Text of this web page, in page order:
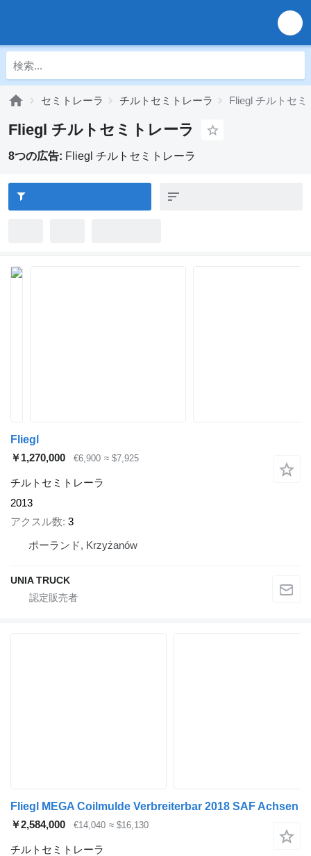
セミトレーラ チルトセミトレーラ Fliegl チルトセミ
Fliegl チルトセミトレーラ
8つの広告: Fliegl チルトセミトレーラ
Fliegl
￥1,270,000
€6,900 ≈ $7,925
チルトセミトレーラ
2013
アクスル数 3
ポーランド, Krzyżanów
UNIA TRUCK
Fliegl MEGA Coilmulde Verbreiterbar 2018 SAF Achsen
￥2,584,000
€14,040 ≈ $16,130
チルトセミトレーラ